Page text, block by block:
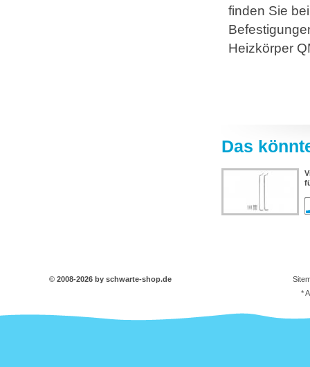
finden Sie
Heizkörper
Das
© 2008-2026 by schwarte-shop.de
*